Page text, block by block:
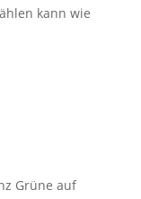
kann wie
Grüne auf